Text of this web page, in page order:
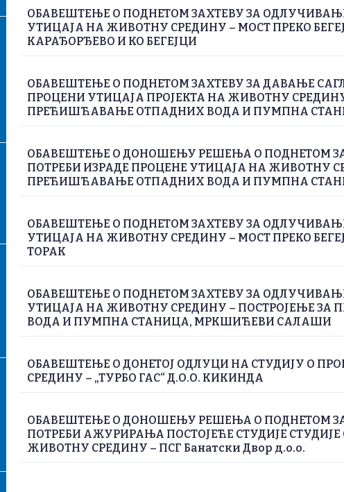
ОБАВЕШТЕЊЕ О ПОДНЕТОМ ЗАХТЕВУ ЗА
УТИЦАЈА НА ЖИВОТНУ СРЕДИНУ – МОСТ ПРЕКО
КАРАЂОРЂЕВО И КО БЕГЕЈЦИ
ОБАВЕШТЕЊЕ О ПОДНЕТОМ ЗАХТЕВУ ЗА ДАВАЊЕ
ПРОЦЕНИ УТИЦАЈА ПРОЈЕКТА НА ЖИВОТНУ
ПРЕЋИШЋАВАЊЕ ОТПАДНИХ ВОДА И ПУМПНА
ОБАВЕШТЕЊЕ О ДОНОШЕЊУ РЕШЕЊА О ПОДНЕТОМ
ПОТРЕБИ ИЗРАДЕ ПРОЦЕНЕ УТИЦАЈА НА ЖИВОТНУ
ПРЕЋИШЋАВАЊЕ ОТПАДНИХ ВОДА И ПУМПНА
ОБАВЕШТЕЊЕ О ПОДНЕТОМ ЗАХТЕВУ ЗА
УТИЦАЈА НА ЖИВОТНУ СРЕДИНУ – МОСТ ПРЕКО
ТОРАК
ОБАВЕШТЕЊЕ О ПОДНЕТОМ ЗАХТЕВУ ЗА
УТИЦАЈА НА ЖИВОТНУ СРЕДИНУ – ПОСТРОЈЕЊЕ
ВОДА И ПУМПНА СТАНИЦА, МРКШИЋЕВИ САЛАШИ
ОБАВЕШТЕЊЕ О ДОНЕТОЈ ОДЛУЦИ НА СТУДИЈУ О
СРЕДИНУ – „ТУРБО ГАС“ Д.О.О. КИКИНДА
ОБАВЕШТЕЊЕ О ДОНОШЕЊУ РЕШЕЊА О ПОДНЕТОМ
ПОТРЕБИ АЖУРИРАЊА ПОСТОЈЕЋЕ СТУДИЈЕ
ЖИВОТНУ СРЕДИНУ – ПСГ Банатски Двор д.о.о.